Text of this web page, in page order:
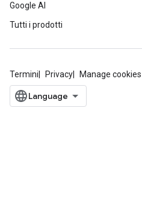
Google AI
Tutti i prodotti
Termini Privacy Manage cookies